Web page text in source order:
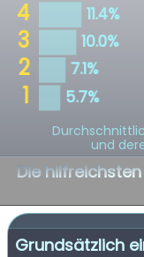
und
Die
Grundsätzlich